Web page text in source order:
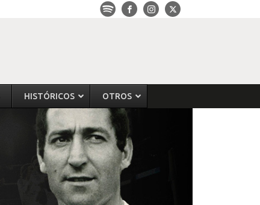
HISTÓRICOS OTROS